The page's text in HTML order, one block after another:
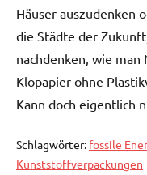
Häuser auszudenken
die Städte der
nachdenken, wie man
Klopapier ohne
Kann doch eigentlich
Schlagwörter: fossile
Kunststoffverpackungen